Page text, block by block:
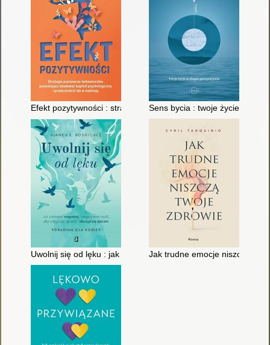
Efekt pozytywności : strategie poznawczo-behawioralne
Sens bycia : twoje życie w
Uwolnij się od lęku : jak pokonać niepokój i negatywne myśli,
Jak trudne emocje niszczą